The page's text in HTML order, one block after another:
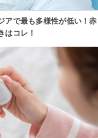
アで最も多様性が低い！赤
はコレ！